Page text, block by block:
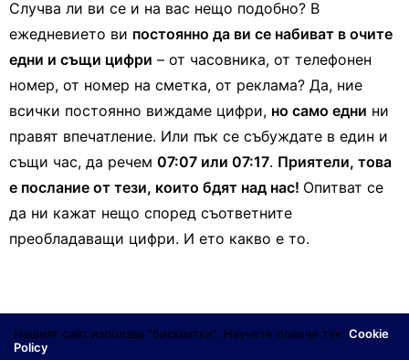
Случва ли ви се и на вас нещо подобно? В
ежедневието ви постоянно да ви се набиват в очите
едни и същи цифри – от часовника, от телефонен
номер, от номер на сметка, от реклама? Да, ние
всички постоянно виждаме цифри, но само едни ни
правят впечатление. Или пък се събуждате в един и
същи час, да речем 07:07 или 07:17. Приятели, това
е послание от тези, които бдят над нас! Опитват се
да ни кажат нещо според съответните
преобладаващи цифри. И ето какво е то.
Единици
Нашият сайт използва "бисквитки". Научете повече тук: Cookie
Policy